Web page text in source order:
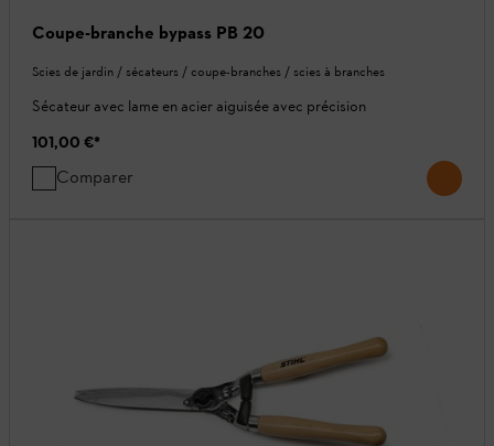
Coupe-branche bypass PB 20
Scies de jardin / sécateurs / coupe-branches / scies à branches
Sécateur avec lame en acier aiguisée avec précision
101,00 €*
Comparer